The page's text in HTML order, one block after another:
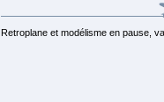
Retroplane et modélisme en pause,